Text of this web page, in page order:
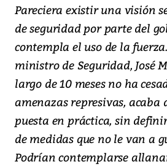
Pareciera existir una visión
de seguridad por parte del
contempla el uso de la
ministro de Seguridad, José
largo de 10 meses no ha
amenazas represivas, acaba
puesta en práctica, sin
de medidas que no le van a
Podrían contemplarse